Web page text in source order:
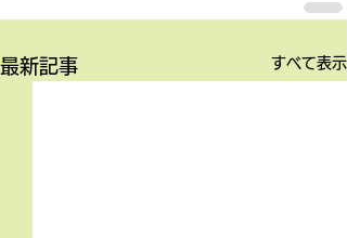
最新記事 すべて表示